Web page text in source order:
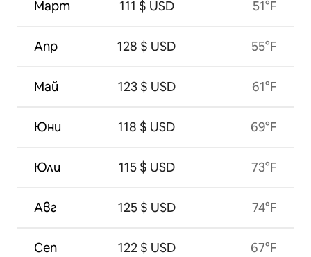
Март
Апр
Май
Юни
Юли
Авг
Сеп
111 $ USD
128 $ USD
123 $ USD
118 $ USD
115 $ USD
125 $ USD
122 $ USD
51°F
55°F
61°F
69°F
73°F
74°F
67°F